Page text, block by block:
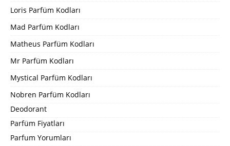
Loris Parfüm Kodları
Mad Parfüm Kodları
Matheus Parfüm Kodları
Mr Parfüm Kodları
Mystical Parfüm Kodları
Nobren Parfüm Kodları
Deodorant
Parfüm Fiyatları
Parfum Yorumları